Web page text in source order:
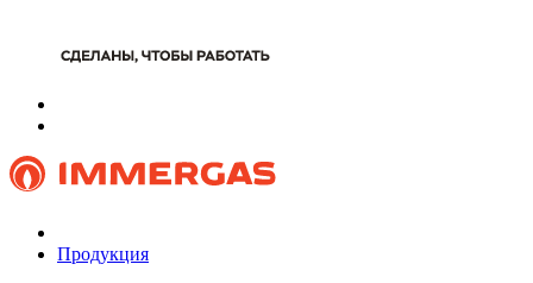
Продукция